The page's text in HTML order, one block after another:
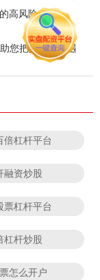
高风险？
您把握投资机遇
倍杠杆平台
融资炒股
票杠杆平台
杠杆炒股
怎么开户